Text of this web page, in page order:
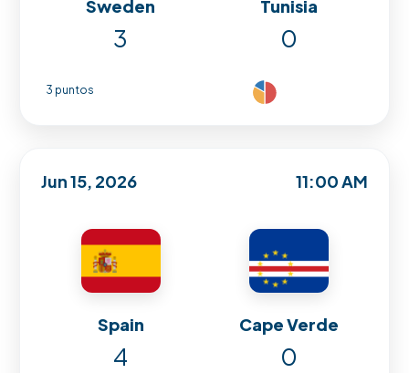
Sweden Tunisia
3 0
3 puntos
Jun 15, 2026 11:00 AM
Spain Cape Verde
4 0